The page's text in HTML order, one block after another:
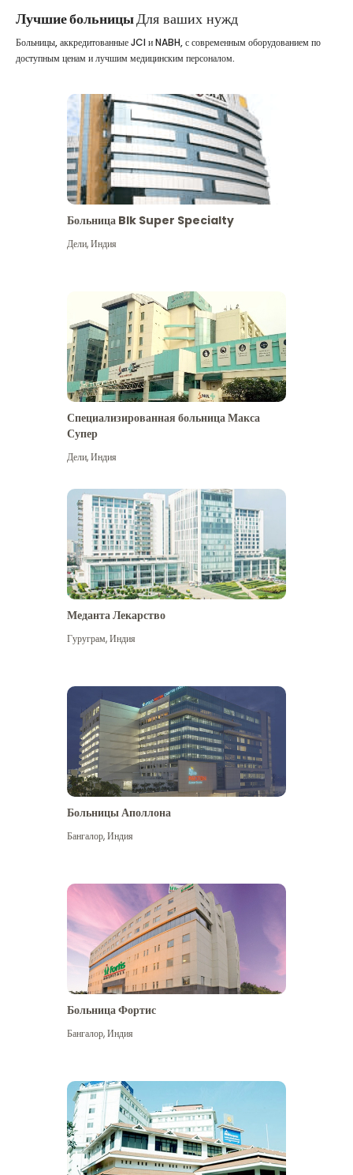
Лучшие больницыДля ваших нужд
Посмотреть больше
Больницы, аккредитованные JCI и NABH, с современным оборудованием по
доступным ценам и лучшим медицинским персоналом.
Больница Blk Super Specialty
Дели,Индия
Специализированная больница Макса
Супер
Дели,Индия
Меданта Лекарство
Гуруграм,Индия
Больницы Аполлона
Бангалор,Индия
Больница Фортис
Бангалор,Индия